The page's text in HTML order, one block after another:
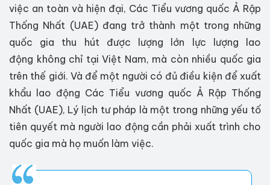
việc an toàn và hiện đại, Các Tiểu vương quốc Ả Rập
Thống Nhất (UAE) đang trở thành một trong những
quốc gia thu hút được lượng lớn lực lượng lao
động không chỉ tại Việt Nam, mà còn nhiều quốc gia
trên thế giới. Và để một người có đủ điều kiện để xuất
khẩu lao động Các Tiểu vương quốc Ả Rập Thống
Nhất (UAE), Lý lịch tư pháp là một trong những yếu tố
tiên quyết mà người lao động cần phải xuất trình cho
quốc gia mà họ muốn làm việc.